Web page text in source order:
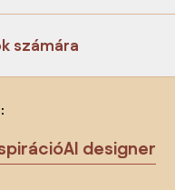
számára
AI designer